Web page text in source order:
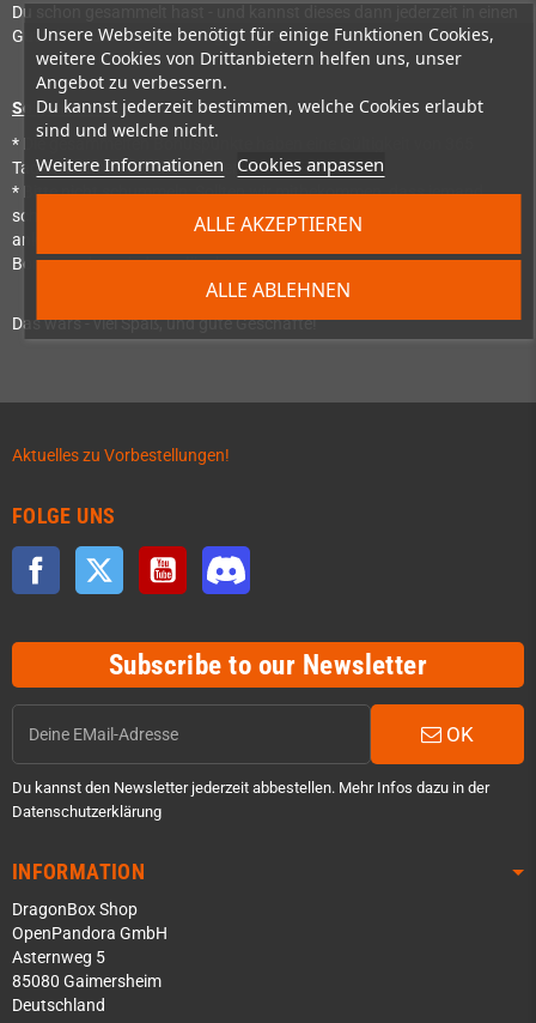
Unsere Webseite benötigt für einige Funktionen Cookies,
weitere Cookies von Drittanbietern helfen uns, unser
Angebot zu verbessern.
Du kannst jederzeit bestimmen, welche Cookies erlaubt
sind und welche nicht.
Weitere Informationen Cookies anpassen
ALLE ABLEHNEN
ALLE AKZEPTIEREN
Du schon gesammelt hast - und kannst dieses dann jederzeit in einen
Gutschein umwandeln und günstiger bei uns einkaufen!
So gehts nicht:
* Die gesammelten Bonuspunkte haben eine Gültigkeit von 365
Tagen. Danach verfällt der Wert.
* Bitte nicht schummeln: Sollten wir mitbekommen, dass jemand
schummelt (also z.B. mehrere Kundenaccounts und eMail-Adressen
anlegt, um sich selber weiterzuempfehlen), dann werden diese
Bonuspunkte wieder gelöscht.
Das wars - viel Spaß, und gute Geschäfte!
Aktuelles zu Vorbestellungen!
FOLGE UNS
Facebook Twitter YouTube
Subscribe to our Newsletter
OK
Du kannst den Newsletter jederzeit abbestellen. Mehr Infos dazu in der
Datenschutzerklärung
INFORMATION
DragonBox Shop
OpenPandora GmbH
Asternweg 5
85080 Gaimersheim
Deutschland